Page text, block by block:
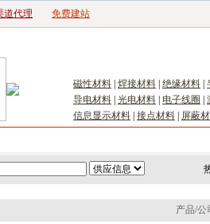
道代理 免费建站
磁性材料 焊接材料 绝缘材料
导电材料 光电材料 电子线圈
信息显示材料 接点材料 屏蔽
产品/公